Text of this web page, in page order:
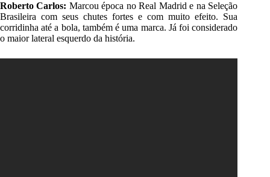
Roberto Carlos: Marcou época no Real Madrid e na Seleção
Brasileira com seus chutes fortes e com muito efeito. Sua
corridinha até a bola, também é uma marca. Já foi considerado
o maior lateral esquerdo da história.